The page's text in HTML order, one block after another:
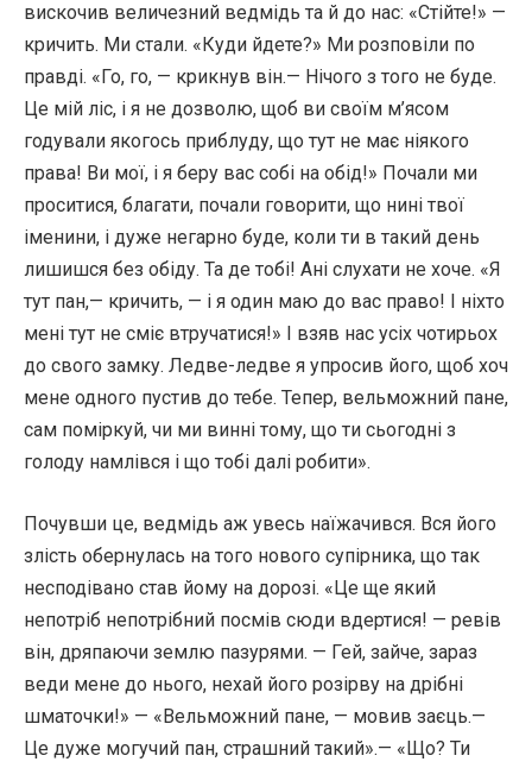
вискочив величезний ведмідь та й до нас: «Стійте!» —
кричить. Ми стали. «Куди йдете?» Ми розповіли по
правді. «Го, го, — крикнув він.— Нічого з того не буде.
Це мій ліс, і я не дозволю, щоб ви своїм м’ясом
годували якогось приблуду, що тут не має ніякого
права! Ви мої, і я беру вас собі на обід!» Почали ми
проситися, благати, почали говорити, що нині твої
іменини, і дуже негарно буде, коли ти в такий день
лишишся без обіду. Та де тобі! Ані слухати не хоче. «Я
тут пан,— кричить, — і я один маю до вас право! І ніхто
мені тут не сміє втручатися!» І взяв нас усіх чотирьох
до свого замку. Ледве-ледве я упросив його, щоб хоч
мене одного пустив до тебе. Тепер, вельможний пане,
сам поміркуй, чи ми винні тому, що ти сьогодні з
голоду намлівся і що тобі далі робити».
Почувши це, ведмідь аж увесь наїжачився. Вся його
злість обернулась на того нового супірника, що так
несподівано став йому на дорозі. «Це ще який
непотріб непотрібний посмів сюди вдертися! — ревів
він, дряпаючи землю пазурями. — Гей, зайче, зараз
веди мене до нього, нехай його розірву на дрібні
шматочки!» — «Вельможний пане, — мовив заєць.—
Це дуже могучий пан, страшний такий».— «Що? Ти